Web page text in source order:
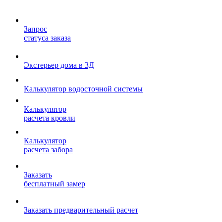
Запрос
статуса заказа
Экстерьер дома в 3Д
Калькулятор водосточной системы
Калькулятор
расчета кровли
Калькулятор
расчета забора
Заказать
бесплатный замер
Заказать предварительный расчет